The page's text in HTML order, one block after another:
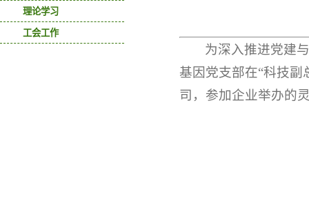
理论学习
工会工作
为深入推进党建
基因党支部在“科技
司，参加企业举办的